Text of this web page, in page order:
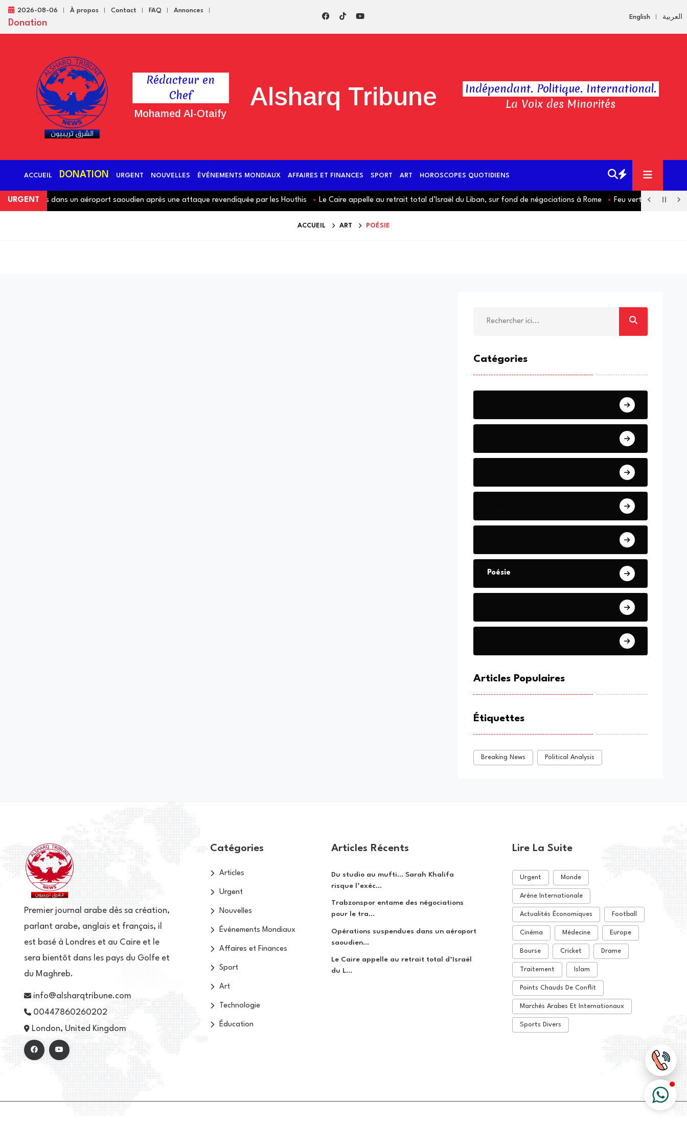
2026-08-06 À propos Contact FAQ Annonces
Donation
English العربية
Rédacteur en
Chef
Mohamed Al-Otaify
Alsharq Tribune
Indépendant. Politique. International.
La Voix des Minorités
ACCUEIL DONATION URGENT NOUVELLES ÉVÉNEMENTS MONDIAUX AFFAIRES ET FINANCES SPORT ART HOROSCOPES QUOTIDIENS
URGENT dans un aéroport saoudien après une attaque revendiquée par les Houthis Le Caire appelle au retrait total d’Israël du Liban, sur fond de négociations à Rome Feu vert à un projet
ACCUEIL ART POÉSIE
Catégories
Poésie
Articles Populaires
Étiquettes
Breaking News Political Analysis
Premier journal arabe dès sa création,
parlant arabe, anglais et français, il
est basé à Londres et au Caire et le
sera bientôt dans les pays du Golfe et
du Maghreb.
info@alsharqtribune.com
00447860260202
London, United Kingdom
Catégories
Articles
Urgent
Nouvelles
Événements Mondiaux
Affaires et Finances
Sport
Art
Technologie
Éducation
Articles Récents
Du studio au mufti… Sarah Khalifa
risque l’exéc...
Trabzonspor entame des négociations
pour le tra...
Opérations suspendues dans un aéroport
saoudien...
Le Caire appelle au retrait total d’Israël
du L...
Lire La Suite
Urgent Monde
Arène Internationale
Actualités Économiques Football
Cinéma Médecine Europe
Bourse Cricket Drame
Traitement Islam
Points Chauds De Conflit
Marchés Arabes Et Internationaux
Sports Divers